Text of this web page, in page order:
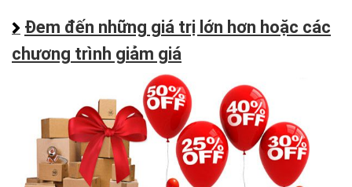
Đem đến những giá trị lớn hơn hoặc các
chương trình giảm giá